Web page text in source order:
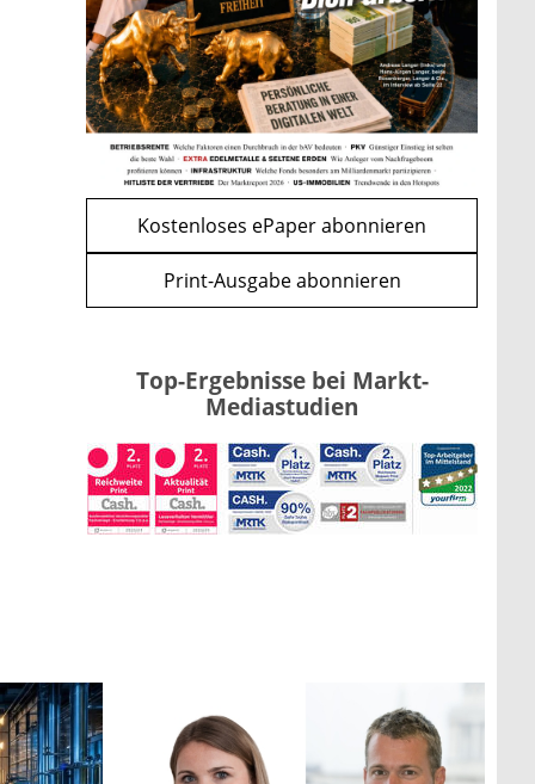
WEITERE ARTIKEL
zurückweiter
Bitcoin im Wartemodus: Fed
und CLARITY Act geben die
Richtung vor
mehr
Kostenloses ePaper abonnieren
Print-Ausgabe abonnieren
Top-Ergebnisse bei Markt-
Mediastudien